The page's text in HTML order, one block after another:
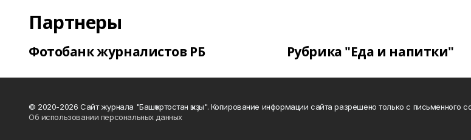
Партнеры
Фотобанк журналистов РБ Рубрика "Еда и напитки"
© 2020-2026 Сайт журнала "Башҡортостан ҡыҙы". Копирование информации сайта разрешено только с письменного
Об использовании персональных данных